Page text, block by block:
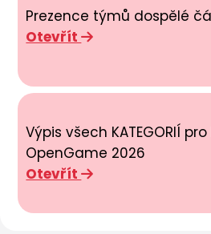
Prezence týmů dospělé
Otevřít
Výpis všech KATEGORIÍ
OpenGame 2026
Otevřít